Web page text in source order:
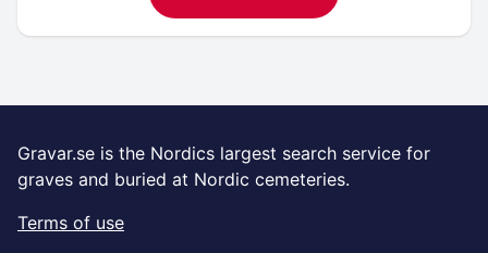
Gravar.se is the Nordics largest search service for
graves and buried at Nordic cemeteries.
Terms of use